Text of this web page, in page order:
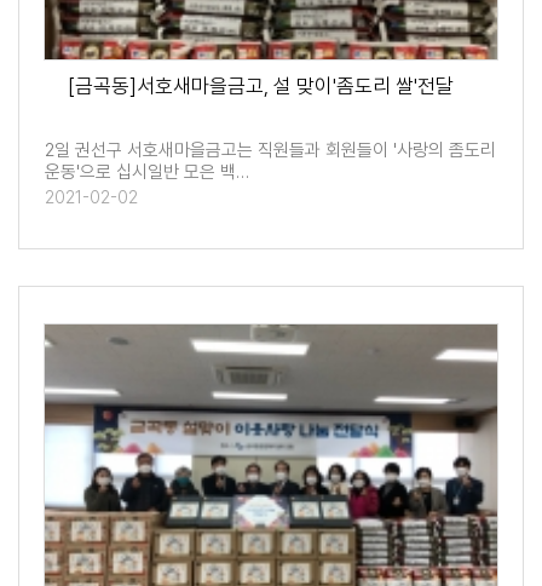
[금곡동]서호새마을금고, 설 맞이'좀도리 쌀'전달
2일 권선구 서호새마을금고는 직원들과 회원들이 '사랑의 좀도리
운동'으로 십시일반 모은 백…
2021-02-02